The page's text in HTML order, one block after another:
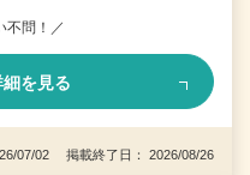
不問！／
細を見る
07/02 掲載終了日： 2026/08/26